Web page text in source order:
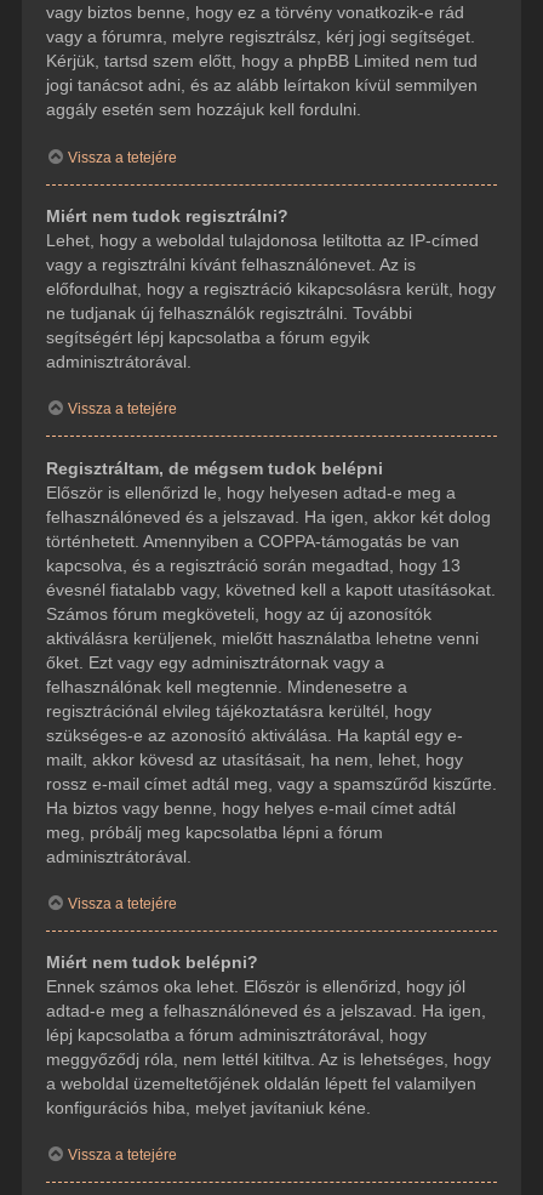
vagy biztos benne, hogy ez a törvény vonatkozik-e rád
vagy a fórumra, melyre regisztrálsz, kérj jogi segítséget.
Kérjük, tartsd szem előtt, hogy a phpBB Limited nem tud
jogi tanácsot adni, és az alább leírtakon kívül semmilyen
aggály esetén sem hozzájuk kell fordulni.
Vissza a tetejére
Miért nem tudok regisztrálni?
Lehet, hogy a weboldal tulajdonosa letiltotta az IP-címed
vagy a regisztrálni kívánt felhasználónevet. Az is
előfordulhat, hogy a regisztráció kikapcsolásra került, hogy
ne tudjanak új felhasználók regisztrálni. További
segítségért lépj kapcsolatba a fórum egyik
adminisztrátorával.
Vissza a tetejére
Regisztráltam, de mégsem tudok belépni
Először is ellenőrizd le, hogy helyesen adtad-e meg a
felhasználóneved és a jelszavad. Ha igen, akkor két dolog
történhetett. Amennyiben a COPPA-támogatás be van
kapcsolva, és a regisztráció során megadtad, hogy 13
évesnél fiatalabb vagy, követned kell a kapott utasításokat.
Számos fórum megköveteli, hogy az új azonosítók
aktiválásra kerüljenek, mielőtt használatba lehetne venni
őket. Ezt vagy egy adminisztrátornak vagy a
felhasználónak kell megtennie. Mindenesetre a
regisztrációnál elvileg tájékoztatásra kerültél, hogy
szükséges-e az azonosító aktiválása. Ha kaptál egy e-
mailt, akkor kövesd az utasításait, ha nem, lehet, hogy
rossz e-mail címet adtál meg, vagy a spamszűrőd kiszűrte.
Ha biztos vagy benne, hogy helyes e-mail címet adtál
meg, próbálj meg kapcsolatba lépni a fórum
adminisztrátorával.
Vissza a tetejére
Miért nem tudok belépni?
Ennek számos oka lehet. Először is ellenőrizd, hogy jól
adtad-e meg a felhasználóneved és a jelszavad. Ha igen,
lépj kapcsolatba a fórum adminisztrátorával, hogy
meggyőződj róla, nem lettél kitiltva. Az is lehetséges, hogy
a weboldal üzemeltetőjének oldalán lépett fel valamilyen
konfigurációs hiba, melyet javítaniuk kéne.
Vissza a tetejére